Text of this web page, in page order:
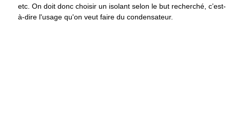
etc. On doit donc choisir un isolant selon le but recherché, c’est-
à-dire l'usage qu'on veut faire du condensateur.